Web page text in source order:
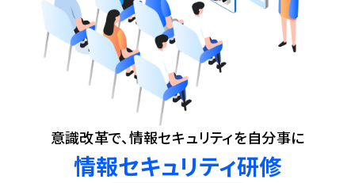
意識改革で、情報セキュリティを自分事に
情報セキュリティ研修